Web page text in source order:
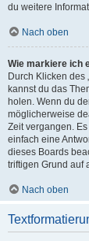
du weitere
Nach oben
Wie markiere ich
Durch Klicken des
kannst du das
holen. Wenn du
möglicherweise
Zeit vergangen.
einfach eine
dieses Boards
triftigen Grund auf
Nach oben